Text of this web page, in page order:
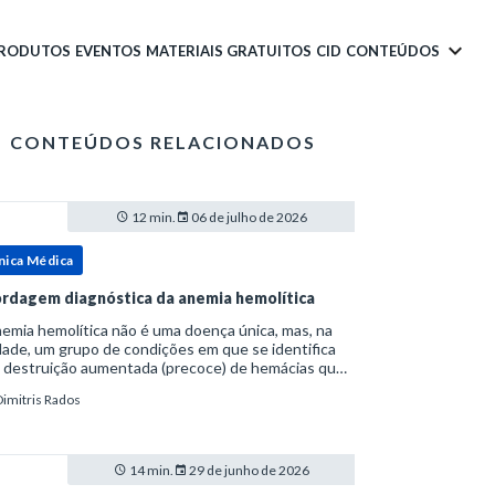
EVENTOS MATERIAIS GRATUITOS CID CONTEÚDOS
CONTEÚDOS RELACIONADOS
12 min. 06 de julho de 2026
Médica
diagnóstica da anemia hemolítica
hemolítica não é uma doença única, mas, na
um grupo de condições em que se identifica
destruição aumentada (precoce) de hemácias que
a vida média normal da hemácia é de apro
Rados
14 min. 29 de junho de 2026